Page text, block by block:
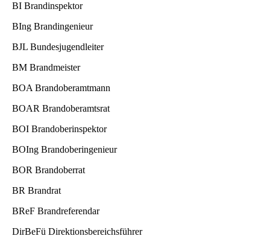
BI Brandinspektor
BIng Brandingenieur
BJL Bundesjugendleiter
BM Brandmeister
BOA Brandoberamtmann
BOAR Brandoberamtsrat
BOI Brandoberinspektor
BOIng Brandoberingenieur
BOR Brandoberrat
BR Brandrat
BReF Brandreferendar
DirBeFü Direktionsbereichsführer